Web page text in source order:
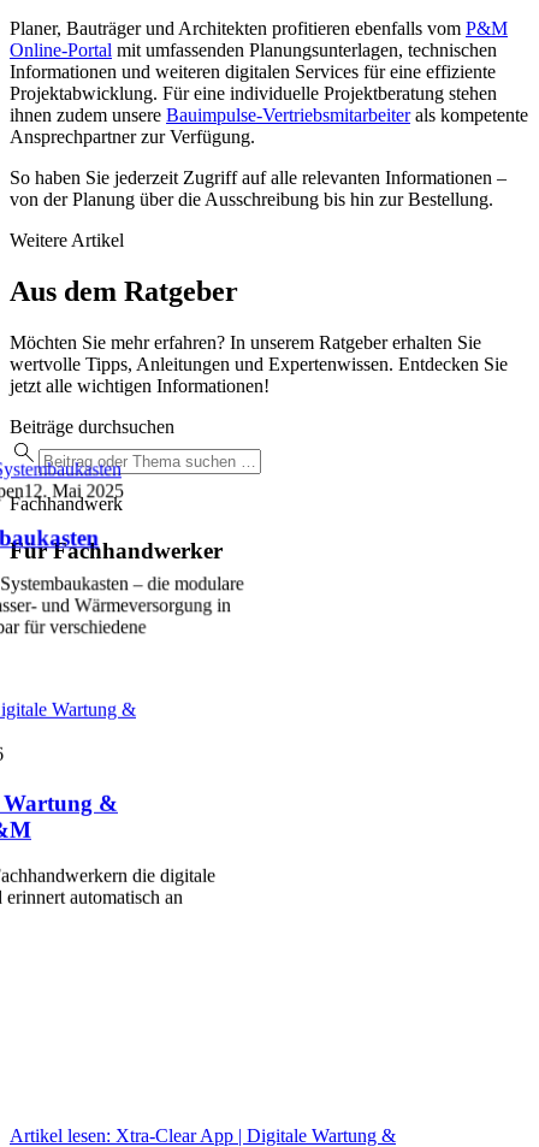
Planer, Bauträger und Architekten profitieren ebenfalls vom P&M
Online-Portal mit umfassenden Planungsunterlagen, technischen
Informationen und weiteren digitalen Services für eine effiziente
Projektabwicklung. Für eine individuelle Projektberatung stehen
ihnen zudem unsere Bauimpulse-Vertriebsmitarbeiterals kompetente
Ansprechpartner zur Verfügung.
So haben Sie jederzeit Zugriff auf alle relevanten Informationen –
von der Planung über die Ausschreibung bis hin zur Bestellung.
Weitere Artikel
Aus dem Ratgeber
Möchten Sie mehr erfahren? In unserem Ratgeber erhalten Sie
wertvolle Tipps, Anleitungen und Expertenwissen. Entdecken Sie
jetzt alle wichtigen Informationen!
Beiträge durchsuchen
Fachhandwerk
Für Fachhandwerker
12. Mai 2025
– die modulare
und Wärmeversorgung in
für verschiedene
Wartung &
Wartung &
die digitale
automatisch an
Artikel lesen: Xtra-Clear App | Digitale Wartung &